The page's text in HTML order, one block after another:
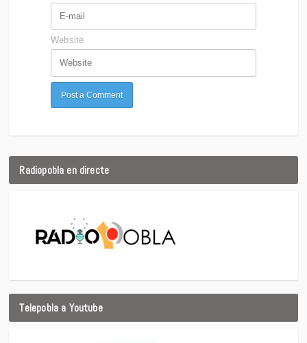
Website
Radiopobla en directe
Telepobla a Youtube